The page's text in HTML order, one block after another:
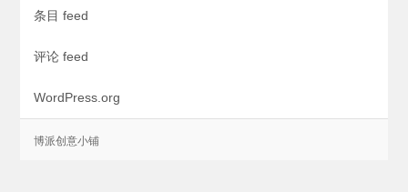
条目 feed
评论 feed
WordPress.org